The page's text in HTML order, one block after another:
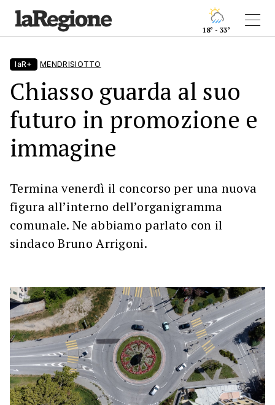
18° - 33°
laR+ MENDRISIOTTO
Chiasso guarda al suo
futuro in promozione e
immagine
Termina venerdì il concorso per una nuova
figura all’interno dell’organigramma
comunale. Ne abbiamo parlato con il
sindaco Bruno Arrigoni.